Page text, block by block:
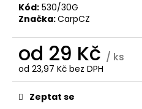
Kód: 530/30G
Značka:CarpCZ
od 29 Kč / ks
od 23,97 Kč bez DPH
Měrná
cena:Zeptat se
D
o
p